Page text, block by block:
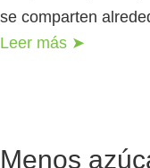
se comparten
Leer más ➤
Menos